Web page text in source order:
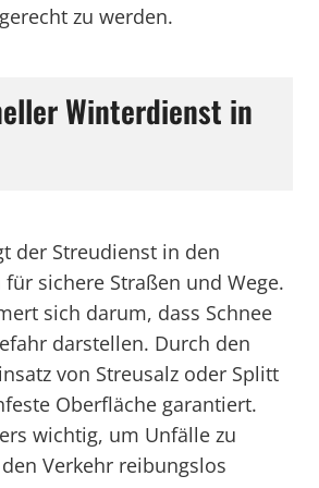
zu werden.
Winterdienst in
der Streudienst in den
sichere Straßen und Wege.
sich darum, dass Schnee
darstellen. Durch den
von Streusalz oder Splitt
Oberfläche garantiert.
wichtig, um Unfälle zu
Verkehr reibungslos